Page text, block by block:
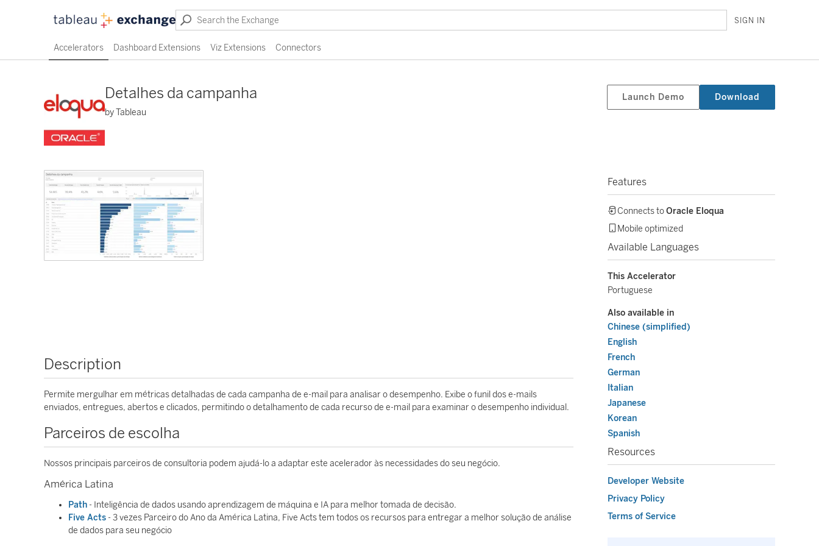
SIGN IN
Accelerators Dashboard Extensions Viz Extensions Connectors
Detalhes da campanha
by Tableau
Launch Demo Download
Description
Permite mergulhar em métricas detalhadas de cada campanha de e-mail para analisar o desempenho. Exibe o funil dos e-mails
enviados, entregues, abertos e clicados, permitindo o detalhamento de cada recurso de e-mail para examinar o desempenho individual.
Parceiros de escolha
Nossos principais parceiros de consultoria podem ajudá-lo a adaptar este acelerador às necessidades do seu negócio.
América Latina
Path - Inteligência de dados usando aprendizagem de máquina e IA para melhor tomada de decisão.
Five Acts - 3 vezes Parceiro do Ano da América Latina, Five Acts tem todos os recursos para entregar a melhor solução de análise
de dados para seu negócio
Features
Connects toOracle Eloqua
Mobile optimized
Available Languages
This Accelerator
Portuguese
Also available in
Chinese (simplified)
English
French
German
Italian
Japanese
Korean
Spanish
Resources
Developer Website
Privacy Policy
Terms of Service